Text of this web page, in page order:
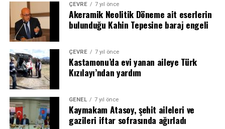
ÇEVRE 7 yıl önce
Akeramik Neolitik Döneme ait eserlerin
bulunduğu Kahin Tepesine baraj engeli
ÇEVRE 7 yıl önce
Kastamonu’da evi yanan aileye Türk
Kızılayı’ndan yardım
GENEL 7 yıl önce
Kaymakam Atasoy, şehit aileleri ve
gazileri iftar sofrasında ağırladı